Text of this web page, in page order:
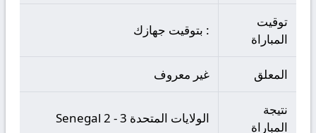
توقيت
المباراة
: بتوقيت جهازك
المعلق غير معروف
نتيجة
المباراة
الولايات المتحدة 3 - 2 Senegal